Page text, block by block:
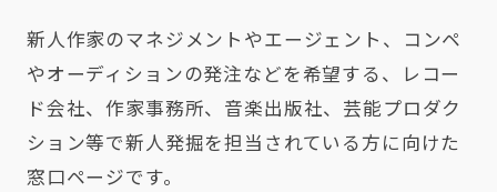
新人作家のマネジメントやエージェント、コンペ
やオーディションの発注などを希望する、レコー
ド会社、作家事務所、音楽出版社、芸能プロダク
ション等で新人発掘を担当されている方に向けた
窓口ページです。